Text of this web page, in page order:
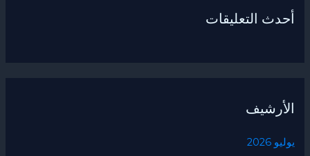
أحدث التعليقات
الأرشيف
يوليو 2026